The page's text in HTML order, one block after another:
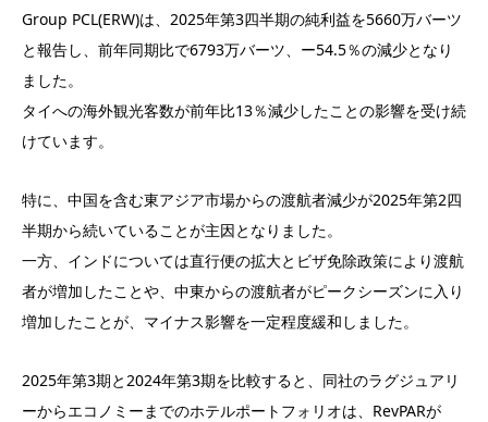
Group PCL(ERW)は、2025年第3四半期の純利益を5660万バーツ
と報告し、前年同期比で6793万バーツ、ー54.5％の減少となり
ました。
タイへの海外観光客数が前年比13％減少したことの影響を受け続
けています。
特に、中国を含む東アジア市場からの渡航者減少が2025年第2四
半期から続いていることが主因となりました。
一方、インドについては直行便の拡大とビザ免除政策により渡航
者が増加したことや、中東からの渡航者がピークシーズンに入り
増加したことが、マイナス影響を一定程度緩和しました。
2025年第3期と2024年第3期を比較すると、同社のラグジュアリ
ーからエコノミーまでのホテルポートフォリオは、RevPARが